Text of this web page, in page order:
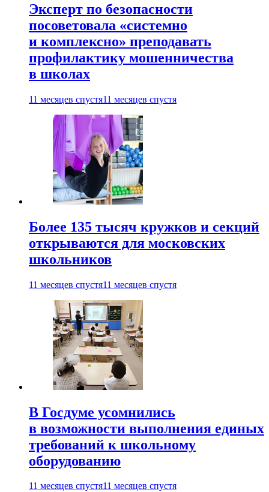
Эксперт по безопасности
посоветовала «системно
и комплексно» преподавать
профилактику мошенничества
в школах
11 месяцев спустя11 месяцев спустя
Более 135 тысяч кружков и секций
открываются для московских
школьников
11 месяцев спустя11 месяцев спустя
В Госдуме усомнились
в возможности выполнения единых
требований к школьному
оборудованию
11 месяцев спустя11 месяцев спустя